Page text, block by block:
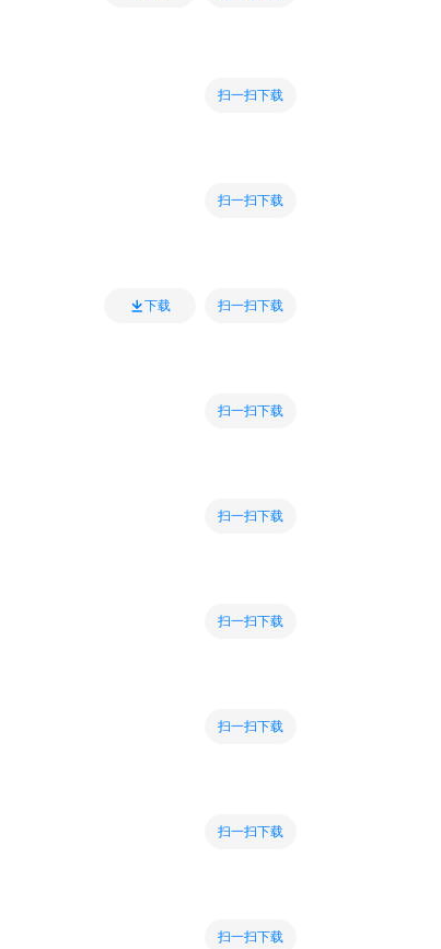
扫一扫下载
扫一扫下载
下载 扫一扫下载
扫一扫下载
扫一扫下载
扫一扫下载
扫一扫下载
扫一扫下载
扫一扫下载